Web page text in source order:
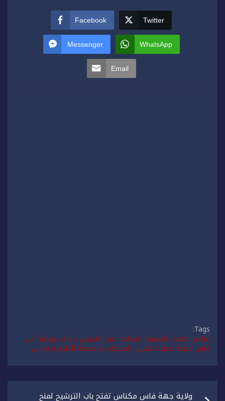
Facebook Twitter
Messenger WhatsApp
Email
Tags:
عناصر الهيئة الحضرية بمنطقة عين قادوس بندباب بولاية أمن
فاس تحبط عملية تهريب للمخدرات بالمحطة الطرقية بفاس
تصفّحولاية جهة فاس مكناس تفتح باب الترشيح لمنح